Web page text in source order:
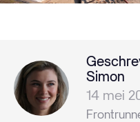
Simon
14 mei